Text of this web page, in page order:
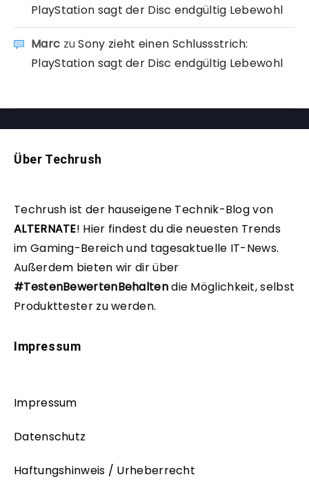
PlayStation sagt der Disc endgültig Lebewohl
Marc zuSony zieht einen Schlussstrich:
PlayStation sagt der Disc endgültig Lebewohl
Über Techrush
Techrush ist der hauseigene Technik-Blog von
ALTERNATE! Hier findest du die neuesten Trends
im Gaming-Bereich und tagesaktuelle IT-News.
Außerdem bieten wir dir über
#TestenBewertenBehaltendie Möglichkeit, selbst
Produkttester zu werden.
Impressum
Impressum
Datenschutz
Haftungshinweis / Urheberrecht